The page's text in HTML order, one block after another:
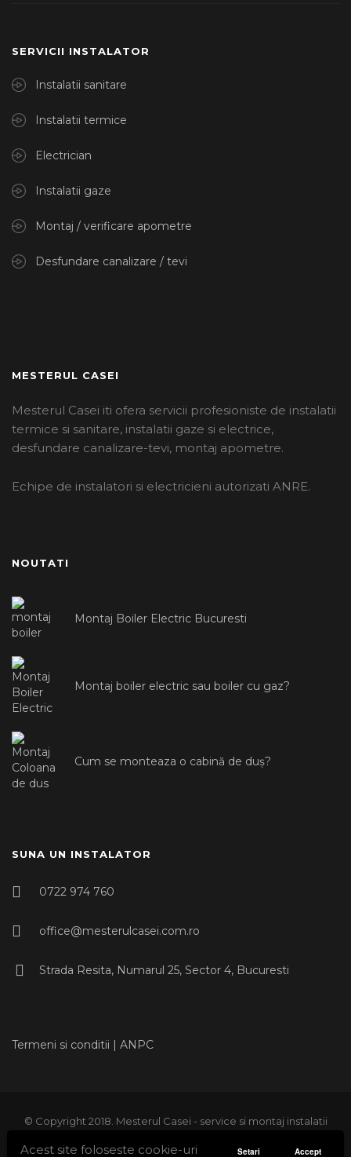
Acest site foloseste cookie-uri Setari Accept
SERVICII INSTALATOR
Instalatii sanitare
Instalatii termice
Electrician
Instalatii gaze
Montaj / verificare apometre
Desfundare canalizare / tevi
MESTERUL CASEI
Mesterul Casei iti ofera servicii profesioniste de instalatii
termice si sanitare, instalatii gaze si electrice,
desfundare canalizare-tevi, montaj apometre.
Echipe de instalatori si electricieni autorizati ANRE.
NOUTATI
Montaj Boiler Electric Bucuresti
Montaj boiler electric sau boiler cu gaz?
Cum se monteaza o cabină de duș?
SUNA UN INSTALATOR
0722 974 760
office@mesterulcasei.com.ro
Strada Resita, Numarul 25, Sector 4, Bucuresti
Termeni si conditii | ANPC
© Copyright 2018. Mesterul Casei - service si montaj instalatii